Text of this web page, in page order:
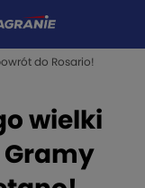
do Rosario!
wielki
Gramy